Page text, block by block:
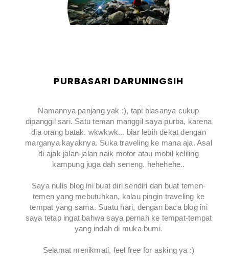
PURBASARI DARUNINGSIH
Namannya panjang yak :), tapi biasanya cukup
dipanggil sari. Satu teman manggil saya purba, karena
dia orang batak. wkwkwk... biar lebih dekat dengan
marganya kayaknya. Suka traveling ke mana aja. Asal
di ajak jalan-jalan naik motor atau mobil keliling
kampung juga dah seneng. hehehehe..
Saya nulis blog ini buat diri sendiri dan buat temen-
temen yang mebutuhkan, kalau pingin traveling ke
tempat yang sama. Suatu hari, dengan baca blog ini
saya tetap ingat bahwa saya pernah ke tempat-tempat
yang indah di muka bumi.
Selamat menikmati, feel free for asking ya :)